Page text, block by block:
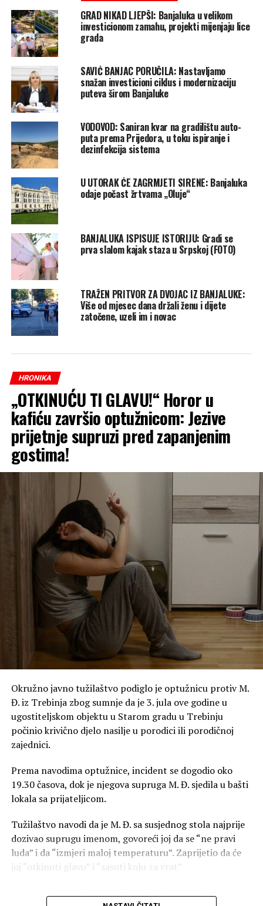
GRAD NIKAD LJEPŠI: Banjaluka u velikom
investicionom zamahu, projekti mijenjaju lice
grada
SAVIĆ BANJAC PORUČILA: Nastavljamo
snažan investicioni ciklus i modernizaciju
puteva širom Banjaluke
VODOVOD: Saniran kvar na gradilištu auto-
puta prema Prijedora, u toku ispiranje i
dezinfekcija sistema
U UTORAK ĆE ZAGRMJETI SIRENE: Banjaluka
odaje počast žrtvama „Oluje“
BANJALUKA ISPISUJE ISTORIJU: Gradi se
prva slalom kajak staza u Srpskoj (FOTO)
TRAŽEN PRITVOR ZA DVOJAC IZ BANJALUKE:
Više od mjesec dana držali ženu i dijete
zatočene, uzeli im i novac
HRONIKA
„OTKINUĆU TI GLAVU!“ Horor u
kafiću završio optužnicom: Jezive
prijetnje supruzi pred zapanjenim
gostima!
Okružno javno tužilaštvo podiglo je optužnicu protiv M.
Đ. iz Trebinja zbog sumnje da je 3. jula ove godine u
ugostiteljskom objektu u Starom gradu u Trebinju
počinio krivično djelo nasilje u porodici ili porodičnoj
zajednici.
Prema navodima optužnice, incident se dogodio oko
19.30 časova, dok je njegova supruga M. Đ. sjedila u bašti
lokala sa prijateljicom.
Tužilaštvo navodi da je M. Đ. sa susjednog stola najprije
dozivao suprugu imenom, govoreći joj da se “ne pravi
luda” i da “izmjeri maloj temperaturu”. Zaprijetio da će
joj “otkinuti glavu” i “sasuti kolu za vrat”